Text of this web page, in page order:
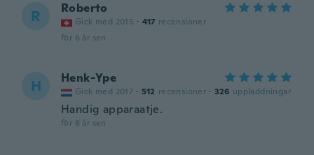
R Roberto
Gick med 2015 · 417 recensioner
för 6 år sen
H Henk-Ype
Gick med 2017 · 512 recensioner · 326 uppladdningar
Handig apparaatje.
för 6 år sen